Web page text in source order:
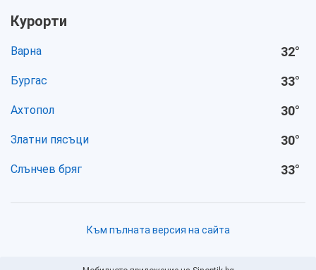
Курорти
Варна 32°
Бургас 33°
Ахтопол 30°
Златни пясъци 30°
Слънчев бряг 33°
Към пълната версия на сайта